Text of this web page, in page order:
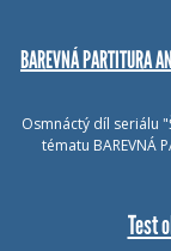
BAREVNÁ PARTITURA
Osmnáctý díl seriálu
tématu BAREVNÁ
Test